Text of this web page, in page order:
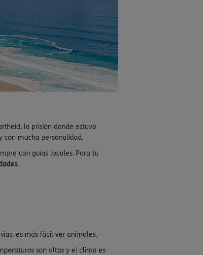
la prisión donde estuvo
con mucha personalidad.
con guías locales. Para tu
.
es más fácil ver animales.
son altas y el clima es